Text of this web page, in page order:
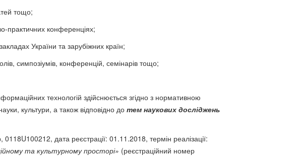
тощо;
практичних конференціях;
України та зарубіжних країн;
симпозіумів, конференцій, семінарів тощо;
технологій здійснюється згідно з нормативною
культури, а також відповідно до тем наукових досліджень
дата реєстрації: 01.11.2018, термін реалізації:
та культурному просторі» (реєстраційний номер